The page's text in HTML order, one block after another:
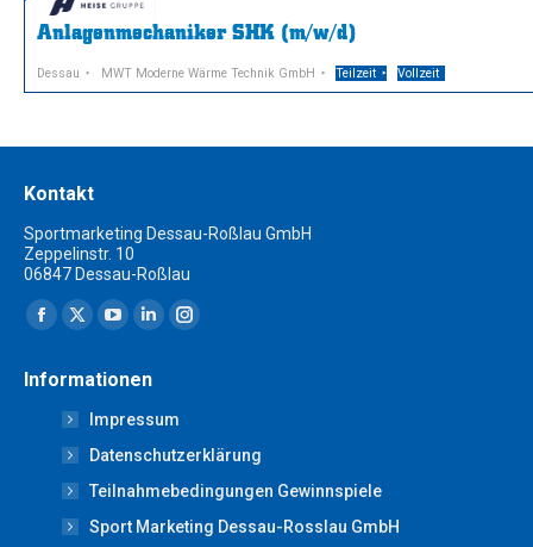
Anlagenmechaniker SHK (m/w/d)
Dessau MWT Moderne Wärme Technik GmbH Teilzeit Vollzeit
Kontakt
Sportmarketing Dessau-Roßlau GmbH
Zeppelinstr. 10
06847 Dessau-Roßlau
Finden Sie uns auf:
Facebook
opens
new
window
X
opens
in
new
window
YouTube
opens
in
new
window
Linkedin
opens
in
new
window
Instagram
new
window
Informationen
Impressum
Datenschutzerklärung
Teilnahmebedingungen Gewinnspiele
Sport Marketing Dessau-Rosslau GmbH